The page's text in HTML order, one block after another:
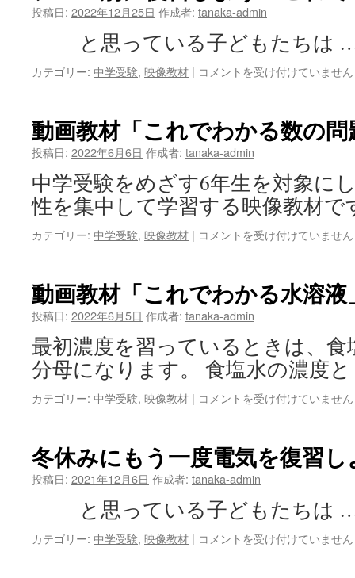
れ
わ
か
る
つ
り
あ
は
投稿日: 2022年12月25日 作成者: tanaka-admin
と思っている子どもたちは
カテゴリー: 中学受験, 映像教材 | テ
に
復
し
よ
う
「こ
れ
か
る
電
気」
は
コメントを受け付けていません
動画教材「これでわかる数の
投稿日: 2022年6月6日 作成者: tanaka-admin
中学受験をめざす6年生を対象に
性を集中して学習する映像教材
カテゴリー: 中学受験, 映像教材 | 動
「こ
れ
わ
か
数
の
の
お
知
ら
せ
は
コメントを受け付けていません
動画教材「これでわかる水溶
投稿日: 2022年6月5日 作成者: tanaka-admin
最初濃度を習っているときは、
分母になります。 食塩水の濃度
カテゴリー: 中学受験, 映像教材 | 動
材
「こ
れ
わ
か
る
コメントを受け付けていません
冬休みにもう一度電気を復習し
投稿日: 2021年12月6日 作成者: tanaka-admin
と思っている子どもたちは
カテゴリー: 中学受験, 映像教材 | 冬
コメントを受け付けていません